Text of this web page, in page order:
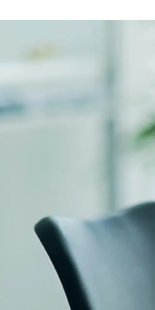
セス
テンツ
い合わせ